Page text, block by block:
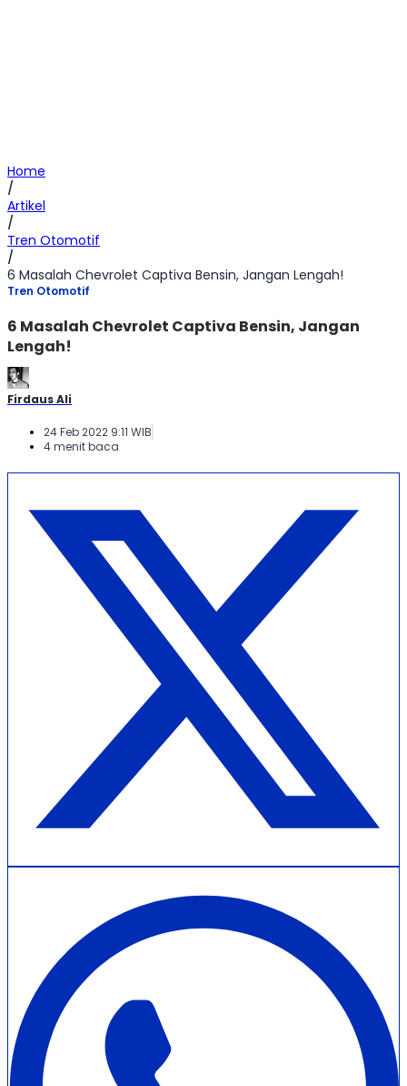
Home
/
Artikel
/
Tren Otomotif
/
6 Masalah Chevrolet Captiva Bensin, Jangan Lengah!
Tren Otomotif
6 Masalah Chevrolet Captiva Bensin, Jangan
Lengah!
Firdaus Ali
24 Feb 2022 9:11 WIB
4 menit baca